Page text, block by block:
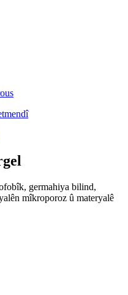
germahiya bilind,
mîkroporoz û materyalê